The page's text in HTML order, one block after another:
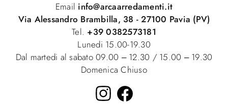
Email info@arcaarredamenti.it
Via Alessandro Brambilla, 38 - 27100 Pavia (PV)
Tel. +39 0382573181
Lunedi 15.00-19.30
Dal martedi al sabato 09.00 – 12.30 / 15.00 – 19.30
Domenica Chiuso